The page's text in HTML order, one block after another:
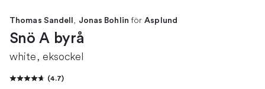
Thomas Sandell , Jonas Bohlin för Asplund
Snö A byrå
white, eksockel
(4.7)